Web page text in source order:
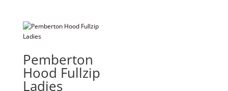
Pemberton
Hood Fullzip
Ladies